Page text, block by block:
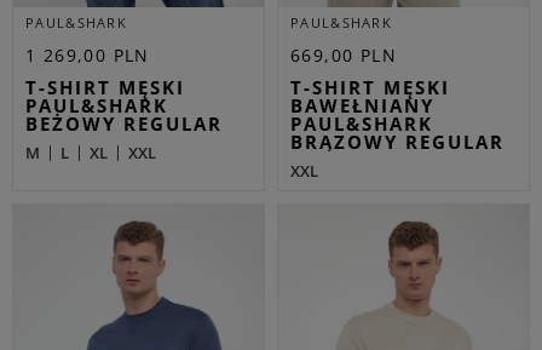
PAUL&SHARK
1 269,00 PLN
T-SHIRT MĘSKI
PAUL&SHARK
BEŻOWY REGULAR
M L XL XXL
PAUL&SHARK
669,00 PLN
T-SHIRT MĘSKI
BAWEŁNIANY
PAUL&SHARK
BRĄZOWY REGULAR
XXL